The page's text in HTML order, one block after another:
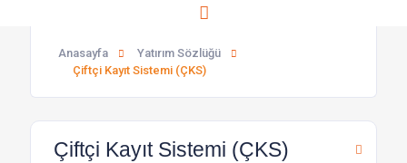
Anasayfa
Yatırım Sözlüğü
Çiftçi Kayıt Sistemi (ÇKS)
Çiftçi Kayıt Sistemi (ÇKS)